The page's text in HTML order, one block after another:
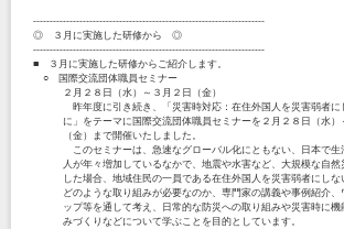
----------------------------------------------------------------------
◎ ３月に実施した研修から ◎
----------------------------------------------------------------------
■ ３月に実施した研修からご紹介します。
○ 国際交流団体職員セミナー
２月２８日（水）～３月２日（金）
昨年度に引き続き、「災害時対応：在住外国人を災害弱者に
に」をテーマに国際交流団体職員セミナーを２月２８日（水）
（金）まで開催いたしました。
このセミナーは、急速なグローバル化にともない、日本で生
人が年々増加しているなかで、地震や水害など、大規模な自然
した場合、地域住民の一員である在住外国人を災害弱者にしな
どのような取り組みが必要なのか、専門家の講義や事例紹介、
ップ等を通して考え、日常的な防災への取り組みや災害時に機
みづくりなどについて学ぶことを目的としています。